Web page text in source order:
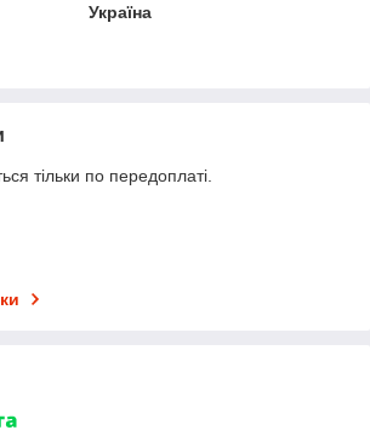
Україна
тільки по передоплаті.